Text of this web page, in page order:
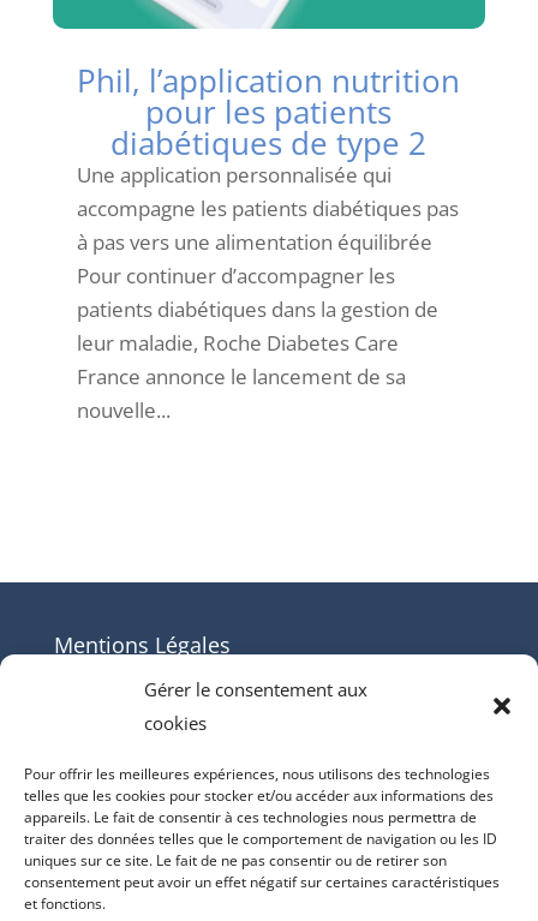
Gérer le consentement aux
cookies
Pour offrir les meilleures expériences, nous utilisons des technologies
telles que les cookies pour stocker et/ou accéder aux informations des
appareils. Le fait de consentir à ces technologies nous permettra de
traiter des données telles que le comportement de navigation ou les ID
uniques sur ce site. Le fait de ne pas consentir ou de retirer son
consentement peut avoir un effet négatif sur certaines caractéristiques
et fonctions.
Phil, l’application nutrition
pour les patients
diabétiques de type 2
Une application personnalisée qui
accompagne les patients diabétiques pas
à pas vers une alimentation équilibrée
Pour continuer d’accompagner les
patients diabétiques dans la gestion de
leur maladie, Roche Diabetes Care
France annonce le lancement de sa
nouvelle...
Mentions Légales
Mentions Légales
Politique de cookies (UE)